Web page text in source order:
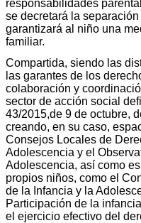
responsabilidades
se decretará la
garantizará al niño una
familiar.
Compartida, siendo las
las garantes de los
colaboración y
sector de acción social
43/2015,de 9 de octubre,
creando, en su caso,
Consejos Locales de
Adolescencia y el
Adolescencia, así como
propios niños, como el
de la Infancia y la
Participación de la
el ejercicio efectivo del